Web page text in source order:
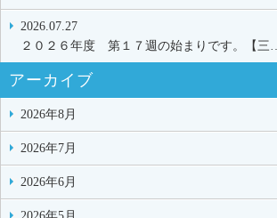
2026.07.27
２０２６年度 第１７週の始まりです。【三…
アーカイブ
2026年8月
2026年7月
2026年6月